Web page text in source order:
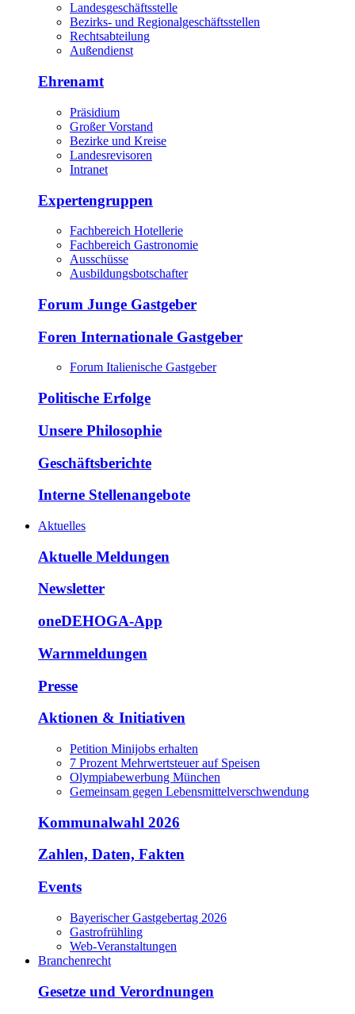
Landesgeschäftsstelle
Bezirks- und Regionalgeschäftsstellen
Rechtsabteilung
Außendienst
Ehrenamt
Präsidium
Großer Vorstand
Bezirke und Kreise
Landesrevisoren
Intranet
Expertengruppen
Fachbereich Hotellerie
Fachbereich Gastronomie
Ausschüsse
Ausbildungsbotschafter
Forum Junge Gastgeber
Foren Internationale Gastgeber
Forum Italienische Gastgeber
Politische Erfolge
Unsere Philosophie
Geschäftsberichte
Interne Stellenangebote
Aktuelles
Aktuelle Meldungen
Newsletter
oneDEHOGA-App
Warnmeldungen
Presse
Aktionen & Initiativen
Petition Minijobs erhalten
7 Prozent Mehrwertsteuer auf Speisen
Olympiabewerbung München
Gemeinsam gegen Lebensmittelverschwendung
Kommunalwahl 2026
Zahlen, Daten, Fakten
Events
Bayerischer Gastgebertag 2026
Gastrofrühling
Web-Veranstaltungen
Branchenrecht
Gesetze und Verordnungen